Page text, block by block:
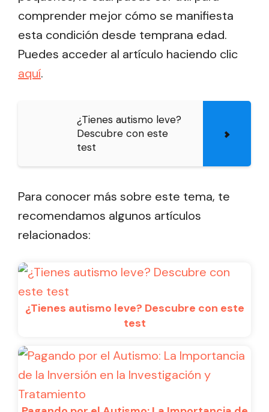
comprender mejor cómo se manifiesta
esta condición desde temprana edad.
Puedes acceder al artículo haciendo clic
aquí.
¿Tienes autismo leve?
Descubre con este
test
Para conocer más sobre este tema, te
recomendamos algunos artículos
relacionados:
¿Tienes autismo leve? Descubre con este
test